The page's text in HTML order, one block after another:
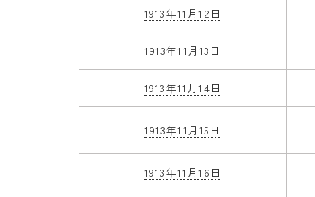
1913年11月12日
1913年11月13日
1913年11月14日
1913年11月15日
1913年11月16日